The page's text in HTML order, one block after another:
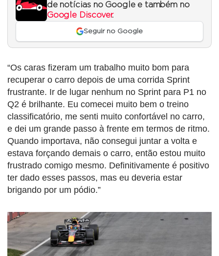
de notícias no Google e também no
Google Discover.
Seguir no Google
“Os caras fizeram um trabalho muito bom para
recuperar o carro depois de uma corrida Sprint
frustrante. Ir de lugar nenhum no Sprint para P1 no
Q2 é brilhante. Eu comecei muito bem o treino
classificatório, me senti muito confortável no carro,
e dei um grande passo à frente em termos de ritmo.
Quando importava, não consegui juntar a volta e
estava forçando demais o carro, então estou muito
frustrado comigo mesmo. Definitivamente é positivo
ter dado esses passos, mas eu deveria estar
brigando por um pódio.”